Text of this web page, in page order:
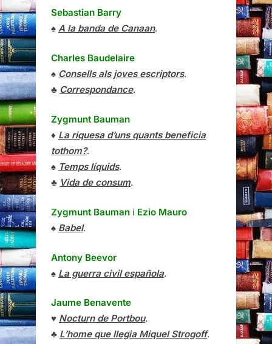
Sebastian Barry
♠ A la banda de Canaan.
Charles Baudelaire
♠ Consells als joves escriptors.
♣ Correspondance.
Zygmunt Bauman
♦ La riquesa d’uns quants beneficia
tothom?.
♠ Temps líquids.
♣ Vida de consum.
Zygmunt Bauman i Ezio Mauro
♠ Babel.
Antony Beevor
♠ La guerra civil española.
Jaume Benavente
♥ Nocturn de Portbou.
♣ L’home que llegia Miquel Strogoff.